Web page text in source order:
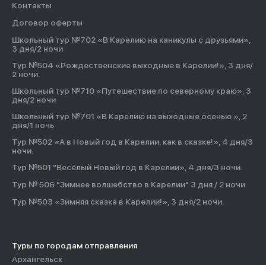
Контакты
Договор оферты
Школьный тур №702 «В Карелию на каникулы с друзьями»,
3 дня/2 ночи
Тур №504 «Рождественские выходные в Карелии!», 3 дня/
2 ночи.
Школьный тур №710 «Путешествие по северному краю», 3
дня/2 ночи
Школьный тур №701 «В Карелию на выходные осенью », 2
дня/1 ночь
Тур №502 «А в Новый год в Карелии, как в сказке!», 4 дня/3
ночи.
Тур №501 "Весёлый Новый год в Карелии», 4 дня/3 ночи.
Тур № 506 "Зимнее волшебство в Карелии" 3 дня / 2 ночи
Тур №503 «Зимняя сказка в Карелии!», 3 дня/2 ночи.
Туры по городам отправления
Архангельск